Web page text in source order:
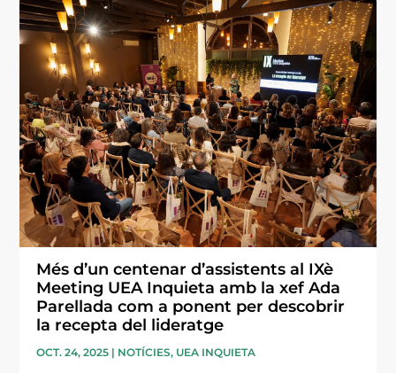
Més d’un centenar d’assistents al IXè
Meeting UEA Inquieta amb la xef Ada
Parellada com a ponent per descobrir
la recepta del lideratge
OCT. 24, 2025 | NOTÍCIES, UEA INQUIETA